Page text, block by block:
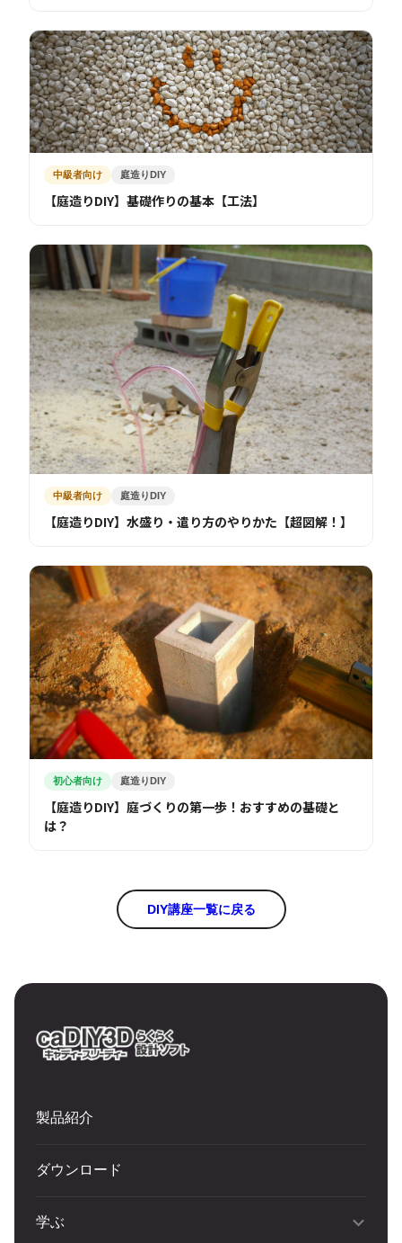
中級者向け 庭造りDIY
【庭造りDIY】基礎作りの基本【工法】
中級者向け 庭造りDIY
【庭造りDIY】水盛り・遣り方のやりかた【超図解！】
初心者向け 庭造りDIY
【庭造りDIY】庭づくりの第一歩！おすすめの基礎と
は？
DIY講座一覧に戻る
製品紹介
ダウンロード
学ぶ